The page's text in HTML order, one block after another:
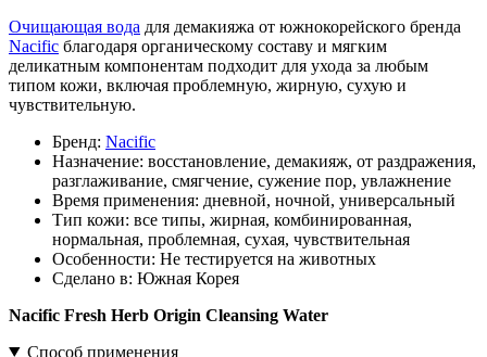
Очищающая вода для демакияжа от южнокорейского бренда
Nacific благодаря органическому составу и мягким
деликатным компонентам подходит для ухода за любым
типом кожи, включая проблемную, жирную, сухую и
чувствительную.
Бренд: Nacific
Назначение: восстановление, демакияж, от раздражения,
разглаживание, смягчение, сужение пор, увлажнение
Время применения: дневной, ночной, универсальный
Тип кожи: все типы, жирная, комбинированная,
нормальная, проблемная, сухая, чувствительная
Особенности: Не тестируется на животных
Сделано в: Южная Корея
Nacific Fresh Herb Origin Cleansing Water
Способ применения